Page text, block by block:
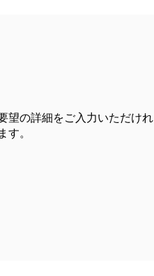
望の詳細をご入力いただけれ
。